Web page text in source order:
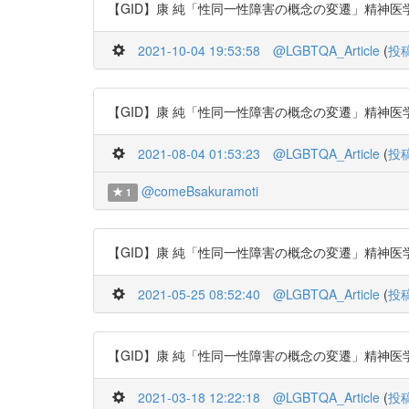
【GID】康 純「性同一性障害の概念の変遷」精神
2021-10-04 19:53:58 @LGBTQA_Article (投
【GID】康 純「性同一性障害の概念の変遷」精神
2021-08-04 01:53:23 @LGBTQA_Article (投
1 @comeBsakuramoti
【GID】康 純「性同一性障害の概念の変遷」精神
2021-05-25 08:52:40 @LGBTQA_Article (投
【GID】康 純「性同一性障害の概念の変遷」精神
2021-03-18 12:22:18 @LGBTQA_Article (投